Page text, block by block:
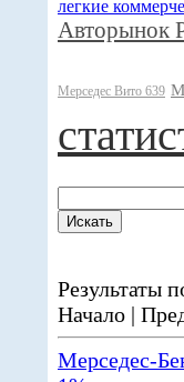
легкие
Авторынок
Мерседес Вито 639
Результаты
Начало |
Мерседес-